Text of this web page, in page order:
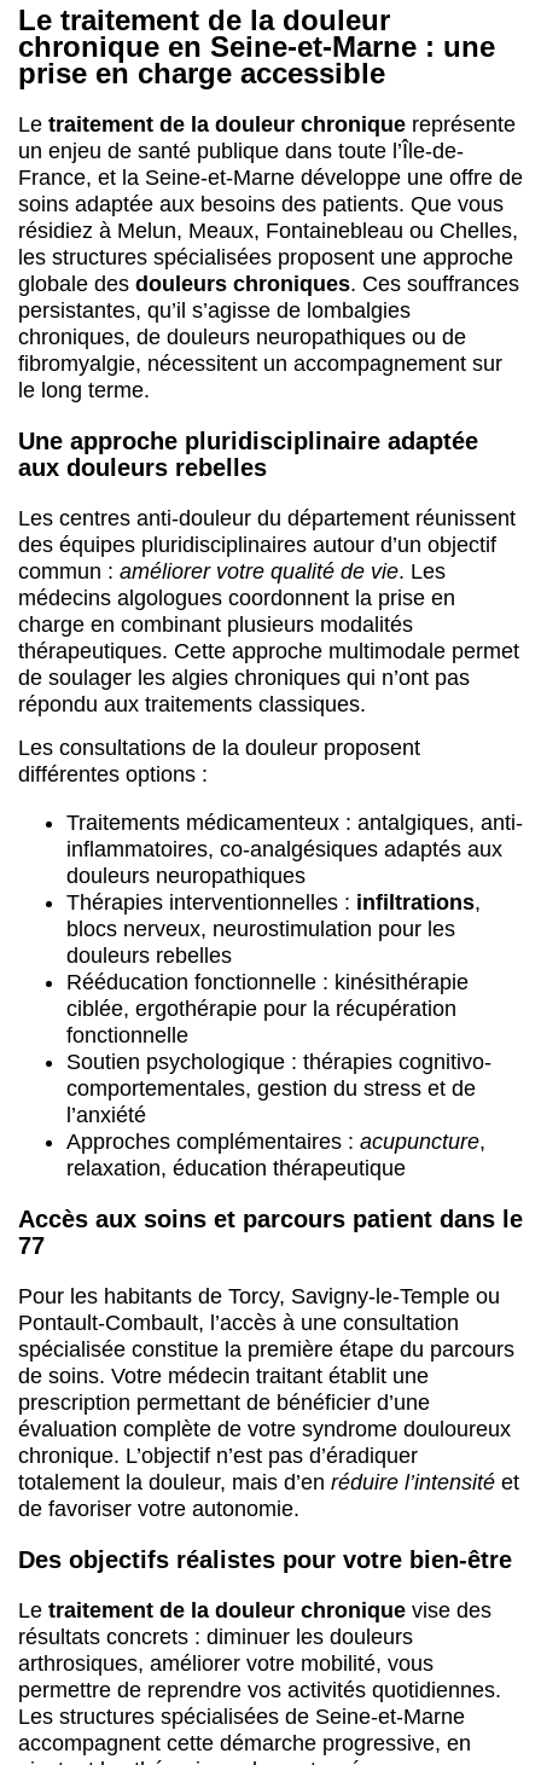
Le traitement de la douleur
chronique en Seine-et-Marne : une
prise en charge accessible
Le traitement de la douleur chronique représente
un enjeu de santé publique dans toute l’Île-de-
France, et la Seine-et-Marne développe une offre de
soins adaptée aux besoins des patients. Que vous
résidiez à Melun, Meaux, Fontainebleau ou Chelles,
les structures spécialisées proposent une approche
globale des douleurs chroniques. Ces souffrances
persistantes, qu’il s’agisse de lombalgies
chroniques, de douleurs neuropathiques ou de
fibromyalgie, nécessitent un accompagnement sur
le long terme.
Une approche pluridisciplinaire adaptée
aux douleurs rebelles
Les centres anti-douleur du département réunissent
des équipes pluridisciplinaires autour d’un objectif
commun : améliorer votre qualité de vie. Les
médecins algologues coordonnent la prise en
charge en combinant plusieurs modalités
thérapeutiques. Cette approche multimodale permet
de soulager les algies chroniques qui n’ont pas
répondu aux traitements classiques.
Les consultations de la douleur proposent
différentes options :
Traitements médicamenteux : antalgiques, anti-
inflammatoires, co-analgésiques adaptés aux
douleurs neuropathiques
Thérapies interventionnelles : infiltrations,
blocs nerveux, neurostimulation pour les
douleurs rebelles
Rééducation fonctionnelle : kinésithérapie
ciblée, ergothérapie pour la récupération
fonctionnelle
Soutien psychologique : thérapies cognitivo-
comportementales, gestion du stress et de
l’anxiété
Approches complémentaires : acupuncture,
relaxation, éducation thérapeutique
Accès aux soins et parcours patient dans le
77
Pour les habitants de Torcy, Savigny-le-Temple ou
Pontault-Combault, l’accès à une consultation
spécialisée constitue la première étape du parcours
de soins. Votre médecin traitant établit une
prescription permettant de bénéficier d’une
évaluation complète de votre syndrome douloureux
chronique. L’objectif n’est pas d’éradiquer
totalement la douleur, mais d’en réduire l’intensité et
de favoriser votre autonomie.
Des objectifs réalistes pour votre bien-être
Le traitement de la douleur chronique vise des
résultats concrets : diminuer les douleurs
arthrosiques, améliorer votre mobilité, vous
permettre de reprendre vos activités quotidiennes.
Les structures spécialisées de Seine-et-Marne
accompagnent cette démarche progressive, en